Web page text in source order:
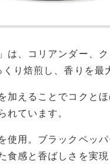
、コリアンダー、
り焙煎し、香りを最
加えることでコクと
ています。
使用。ブラックペッ
食感と香ばしさを実